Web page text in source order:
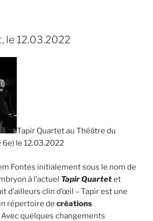
14e
le 12.03.2022
Tapir Quartet au Théâtre du
le 12.03.2022
Fontes initialement sous le nom de
à l’actuel Tapir Quartetet
d’ailleurs clin d’œil – Tapir est une
répertoire de créations
Avec quelques changements